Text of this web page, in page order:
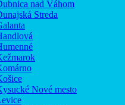
nad Váhom
Streda
Nové mesto